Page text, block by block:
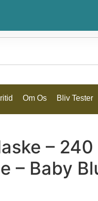
Om Os Bliv Tester
– 240
– Baby